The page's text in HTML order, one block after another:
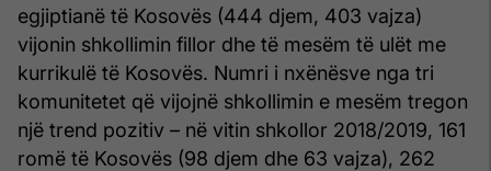
egjiptianë të Kosovës (444 djem, 403 vajza)
vijonin shkollimin fillor dhe të mesëm të ulët me
kurrikulë të Kosovës. Numri i nxënësve nga tri
komunitetet që vijojnë shkollimin e mesëm tregon
një trend pozitiv – në vitin shkollor 2018/2019, 161
romë të Kosovës (98 djem dhe 63 vajza), 262